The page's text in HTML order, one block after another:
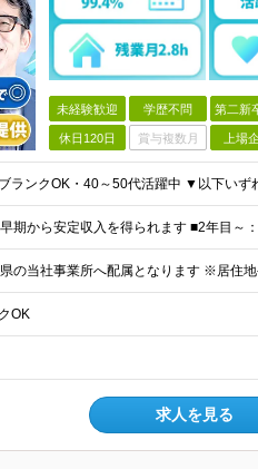
未経験歓迎 学歴不問 第二新
休日120日 賞与複数月 上場
OK
求人を見る